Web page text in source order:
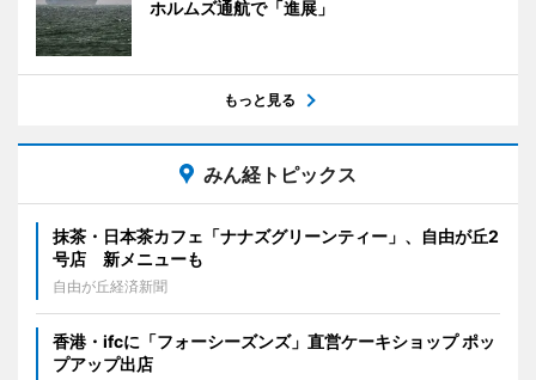
ホルムズ通航で「進展」
もっと見る
みん経トピックス
抹茶・日本茶カフェ「ナナズグリーンティー」、自由が丘2
号店 新メニューも
自由が丘経済新聞
香港・ifcに「フォーシーズンズ」直営ケーキショップ ポッ
プアップ出店